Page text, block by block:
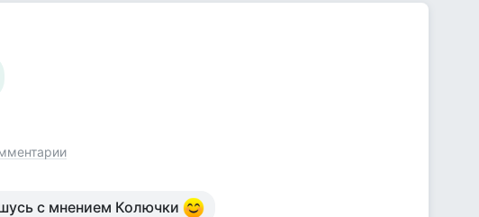
с мнением Колючки